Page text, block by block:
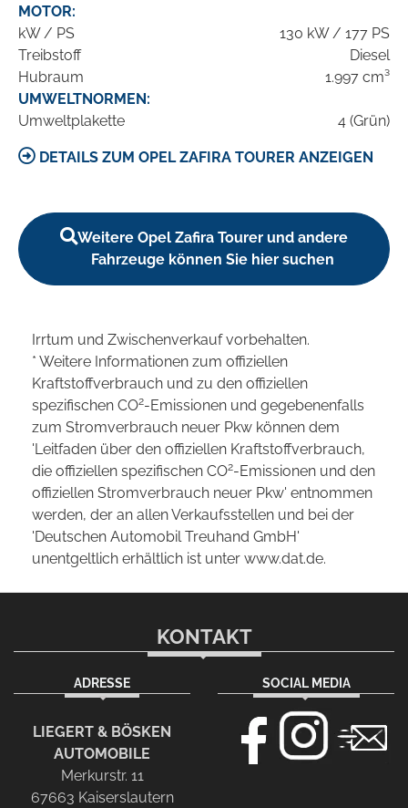
MOTOR:
kW / PS
130 kW / 177 PS
Treibstoff
Diesel
Hubraum
1.997 cm³
UMWELTNORMEN:
Umweltplakette
4 (Grün)
DETAILS ZUM OPEL ZAFIRA TOURER ANZEIGEN
Weitere Opel Zafira Tourer und andere
Fahrzeuge können Sie hier suchen
Irrtum und Zwischenverkauf vorbehalten.
* Weitere Informationen zum offiziellen
Kraftstoffverbrauch und zu den offiziellen
spezifischen CO2-Emissionen und gegebenenfalls
zum Stromverbrauch neuer Pkw können dem
'Leitfaden über den offiziellen Kraftstoffverbrauch,
die offiziellen spezifischen CO2-Emissionen und den
offiziellen Stromverbrauch neuer Pkw' entnommen
werden, der an allen Verkaufsstellen und bei der
'Deutschen Automobil Treuhand GmbH'
unentgeltlich erhältlich ist unter www.dat.de.
KONTAKT
ADRESSE
LIEGERT & BÖSKEN
AUTOMOBILE
Merkurstr. 11
67663 Kaiserslautern
SOCIAL MEDIA